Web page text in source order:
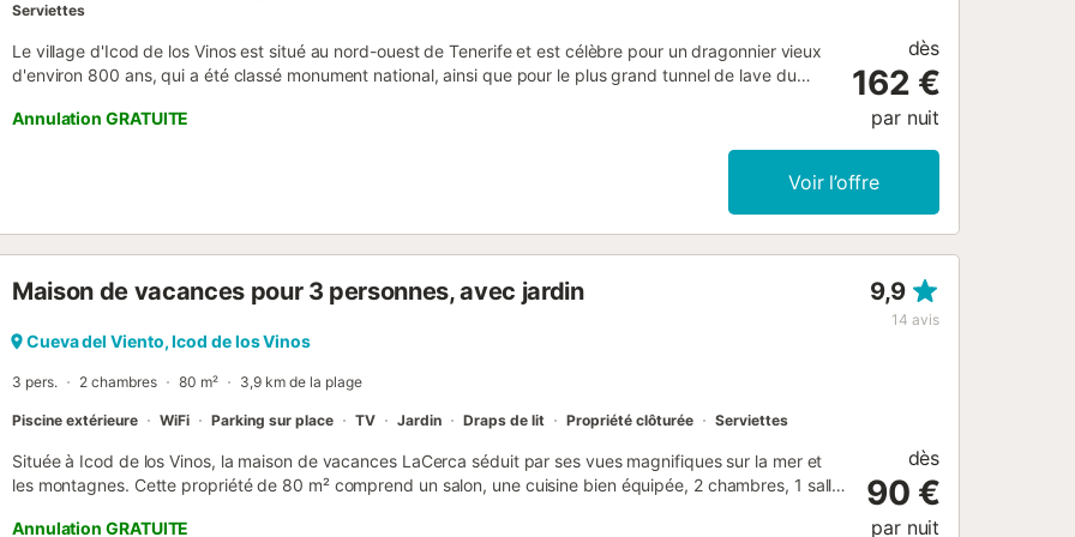
Serviettes
Le village d'Icod de los Vinos est situé au nord-ouest de Tenerife et est célèbre pour un dragonnier vieux
d'environ 800 ans, qui a été classé monument national, ainsi que pour le plus grand tunnel de lave du
typique de l'île, se dresse au-dessus de la mer. Cette maison de vacances rustique de 150 m2 comprend
un salon avec un canapé-lit pour 2 personnes et un poêle à bois, une cuisine bien équipée avec
cuisinière, four, micro-ondes, cafetière et réfrigérateur-congélateur, 3 chambres, l'une avec un lit double,
l'autre avec un lit queen-size et la troisième avec un lit simple, une salle de bains avec baignoire, douche
et toilettes, ainsi que des toilettes supplémentaires, et offre de la place pour 7 personnes. Toute la maison
machine à laver, une collection de jeux, le chauffage et, sur demande, un lit bébé et une chaise haute
ombragée avec un coin repas, qui est également bien protégée des brises marines raides. À l'étage
Annulation GRATUITE
dès
162 €
par nuit
Voir l’offre
Maison de vacances pour 3 personnes, avec jardin 9,9
14 avis
Cueva del Viento, Icod de los Vinos
3 pers. 2 chambres 80 m² 3,9 km de la plage
Piscine extérieure WiFi Parking sur place TV Jardin Draps de lit Propriété clôturée Serviettes
Située à Icod de los Vinos, la maison de vacances LaCerca séduit par ses vues magnifiques sur la mer et
les montagnes. Cette propriété de 80 m² comprend un salon, une cuisine bien équipée, 2 chambres, 1 salle
ventilateur, d’un lave-linge, d’une télévision ainsi que de livres et jouets pour enfants. La chambre 1 dispose
Annulation GRATUITE
dès
90 €
par nuit